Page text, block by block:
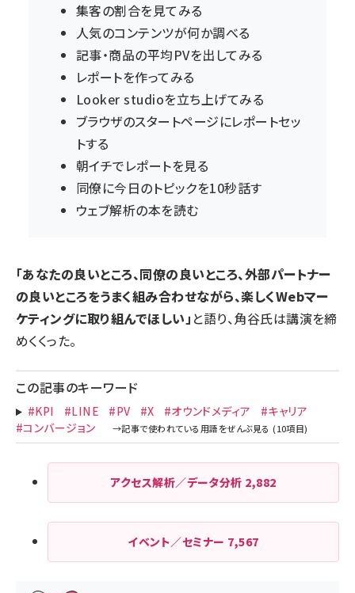
集客の割合を見てみる
人気のコンテンツが何か調べる
記事・商品の平均PVを出してみる
レポートを作ってみる
Looker studioを立ち上げてみる
ブラウザのスタートページにレポートセッ
トする
朝イチでレポートを見る
同僚に今日のトピックを10秒話す
ウェブ解析の本を読む
「あなたの良いところ、同僚の良いところ、外部パートナー
の良いところをうまく組み合わせながら、楽しくWebマー
ケティングに取り組んでほしい」 と語り、角谷氏は講演を締
めくくった。
この記事のキーワード
#KPI #LINE #PV #X #オウンドメディア
#キャリア
#コンバージョン
アクセス解析／データ分析 2,882
イベント／セミナー 7,567